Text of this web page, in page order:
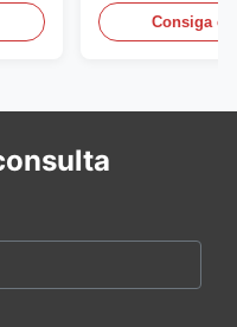
pulgadas para
Consiga el